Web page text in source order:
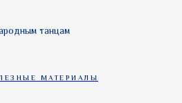
танцам
МАТЕРИАЛЫ